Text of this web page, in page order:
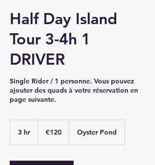
Half Day Island
Tour 3-4h 1
DRIVER
Single Rider / 1 personne. Vous pouvez
ajouter des quads à votre réservation en
page suivante.
3 hr3
€120 Oyster Pond